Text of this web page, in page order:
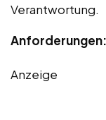
Verantwortung.
Anforderungen:
Anzeige